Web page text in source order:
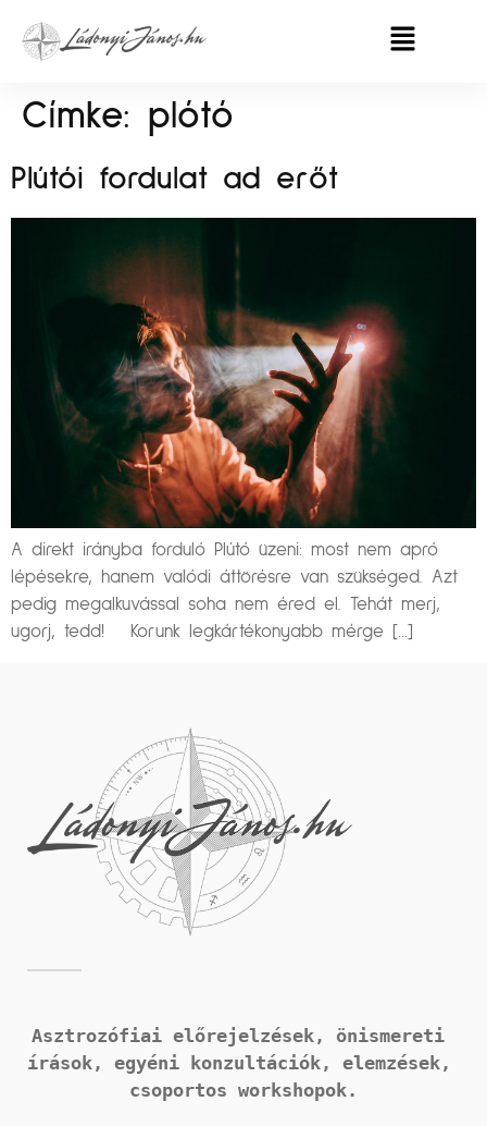
Címke: plótó
Plútói fordulat ad erőt
A direkt irányba forduló Plútó üzeni: most nem apró
lépésekre, hanem valódi áttörésre van szükséged. Azt
pedig megalkuvással soha nem éred el. Tehát merj,
ugorj, tedd! Korunk legkártékonyabb mérge […]
Asztrozófiai előrejelzések, önismereti
írások,
csoportos workshopok.